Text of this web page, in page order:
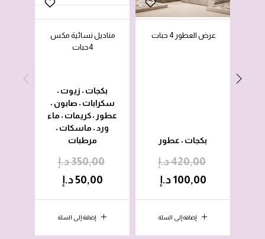
إضافة إلى السلة
عرض العطور 4 حبات
بكجات • عطور
420,00د.إ
100,00 د.إ
إضافة إلى السلة
مناديل نسائية مكس
4حبات
بكجات • زيوت •
سكرابات • صابون •
عطور • كريمات • ماء
ورد • ماسكات •
مرطبات
350,00د.إ
50,00د.إ